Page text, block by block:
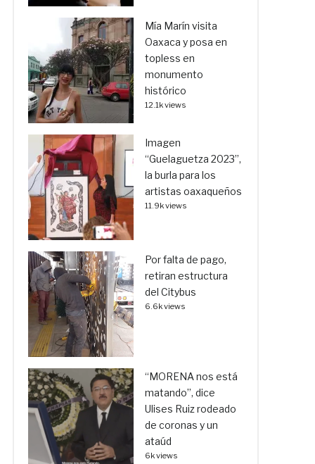
Mía Marín visita
Oaxaca y posa en
topless en
monumento
histórico
12.1k views
Imagen
“Guelaguetza 2023”,
la burla para los
artistas oaxaqueños
11.9k views
Por falta de pago,
retiran estructura
del Citybus
6.6k views
“MORENA nos está
matando”, dice
Ulises Ruiz rodeado
de coronas y un
ataúd
6k views